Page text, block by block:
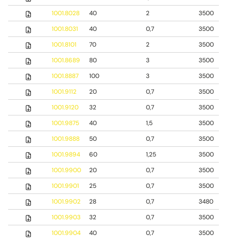
1001.8028
40 2
3500
1001.8031
40 0,7
3500
1001.8101
70 2
3500
1001.8689
80 3
3500
1001.8887
100 3
3500
1001.9112
20 0,7
3500
1001.9120
32 0,7
3500
1001.9875
40 1,5
3500
1001.9888
50 0,7
3500
1001.9894
60 1,25
3500
1001.9900
20 0,7
3500
1001.9901
25 0,7
3500
1001.9902
28 0,7
3480
1001.9903
32 0,7
3500
1001.9904
40 0,7
3500